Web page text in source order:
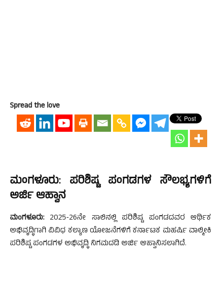
Spread the love
ಮಂಗಳೂರು: ಪರಿಶಿಷ್ಟ ಪಂಗಡಗಳ ಸೌಲಭ್ಯಗಳಿಗೆ
ಅರ್ಜಿ ಆಹ್ವಾನ
ಮಂಗಳೂರು: 2025-26ನೇ ಸಾಲಿನಲ್ಲಿ ಪರಿಶಿಷ್ಟ ಪಂಗಡದವರ ಆರ್ಥಿಕ
ಅಭಿವೃದ್ಧಿಗಾಗಿ ವಿವಿಧ ಕಲ್ಯಾಣ ಯೋಜನೆಗಳಿಗೆ ಕರ್ನಾಟಕ ಮಹರ್ಷಿ ವಾಲ್ಮೀಕಿ
ಪರಿಶಿಷ್ಟ ಪಂಗಡಗಳ ಅಭಿವೃದ್ಧಿ ನಿಗಮದಡಿ ಅರ್ಜಿ ಆಹ್ವಾನಿಸಲಾಗಿದೆ.